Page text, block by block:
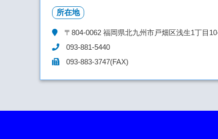
所在地
〒804-0062 福岡県北九州市戸畑区浅生1丁目
093-881-5440
093-883-3747(FAX)